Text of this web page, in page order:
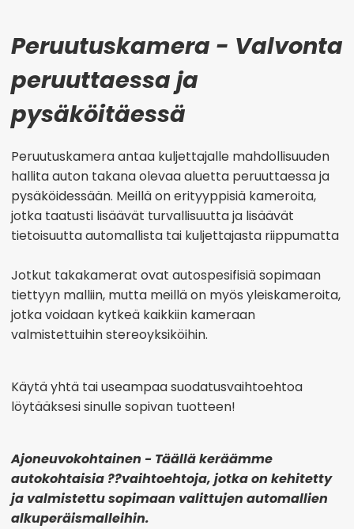
Peruutuskamera - Valvonta
peruuttaessa ja
pysäköitäessä
Peruutuskamera antaa kuljettajalle mahdollisuuden
hallita auton takana olevaa aluetta peruuttaessa ja
pysäköidessään. Meillä on erityyppisiä kameroita,
jotka taatusti lisäävät turvallisuutta ja lisäävät
tietoisuutta automallista tai kuljettajasta riippumatta
Jotkut takakamerat ovat autospesifisiä sopimaan
tiettyyn malliin, mutta meillä on myös yleiskameroita,
jotka voidaan kytkeä kaikkiin kameraan
valmistettuihin stereoyksiköihin.
Käytä yhtä tai useampaa suodatusvaihtoehtoa
löytääksesi sinulle sopivan tuotteen!
Ajoneuvokohtainen - Täällä keräämme
autokohtaisia ??vaihtoehtoja, jotka on kehitetty
ja valmistettu sopimaan valittujen automallien
alkuperäismalleihin.